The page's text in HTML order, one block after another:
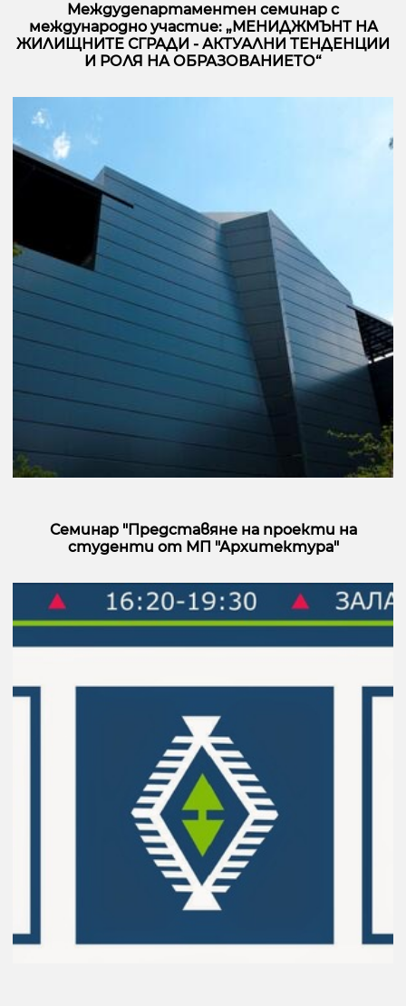
Междудепартаментен семинар с
международно участие: „МЕНИДЖМЪНТ НА
ЖИЛИЩНИТЕ СГРАДИ - АКТУАЛНИ ТЕНДЕНЦИИ
И РОЛЯ НА ОБРАЗОВАНИЕТО“
Семинар "Представяне на проекти на
студенти от МП "Архитектура"